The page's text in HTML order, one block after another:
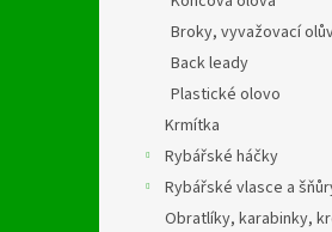
Broky, vyvažovací
Back leady
Plastické olovo
Krmítka
Rybářské háčky
Rybářské vlasce a
Obratlíky, karabinky,